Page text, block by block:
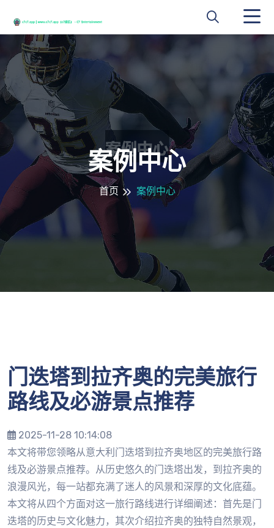
案例中心
首页 案例中心
门迭塔到拉齐奥的完美旅行
路线及必游景点推荐
2025-11-28 10:14:08
本文将带您领略从意大利门迭塔到拉齐奥地区的完美旅行路
线及必游景点推荐。从历史悠久的门迭塔出发，到拉齐奥的
浪漫风光，每一站都充满了迷人的风景和深厚的文化底蕴。
本文将从四个方面对这一旅行路线进行详细阐述：首先是门
迭塔的历史与文化魅力，其次介绍拉齐奥的独特自然景观，